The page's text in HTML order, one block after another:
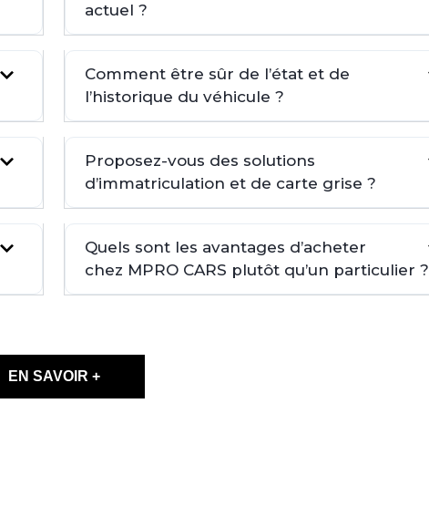
actuel ?
Comment être sûr de l’état et de
l’historique du véhicule ?
Proposez-vous des solutions
d’immatriculation et de carte grise ?
Quels sont les avantages d’acheter
chez MPRO CARS plutôt qu’un particulier ?
EN SAVOIR +